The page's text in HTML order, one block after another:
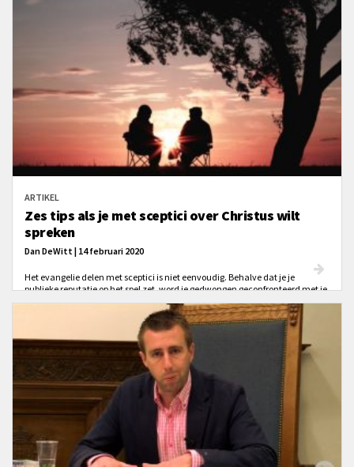
ARTIKEL
Zes tips als je met sceptici over Christus wilt
spreken
Dan DeWitt | 14 februari 2020
Het evangelie delen met sceptici is niet eenvoudig. Behalve dat je je
publieke reputatie op het spel zet, word je gedwongen geconfronteerd met je
diepste geloofsovertuigingen. Je opvattingen zullen worden uitgelachen en
je toewijding geminacht. Tenzij je stevig genoeg in je schoenen staat, zul je
in de verleiding komen om je overtuigingen af te zwakken voor
geloofwaardigheid. We komen in de verleiding om te zwijgen of in ons
vaagheid te verhullen. Dat kan beter. Wat is een goede manier om het
evangelie met sceptici te delen?